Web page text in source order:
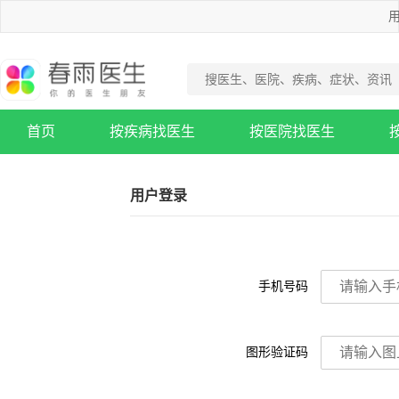
首页 按疾病找医生 按医院找医生
用户登录
手机号码
图形验证码